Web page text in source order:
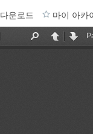
다운로드 마이 아카